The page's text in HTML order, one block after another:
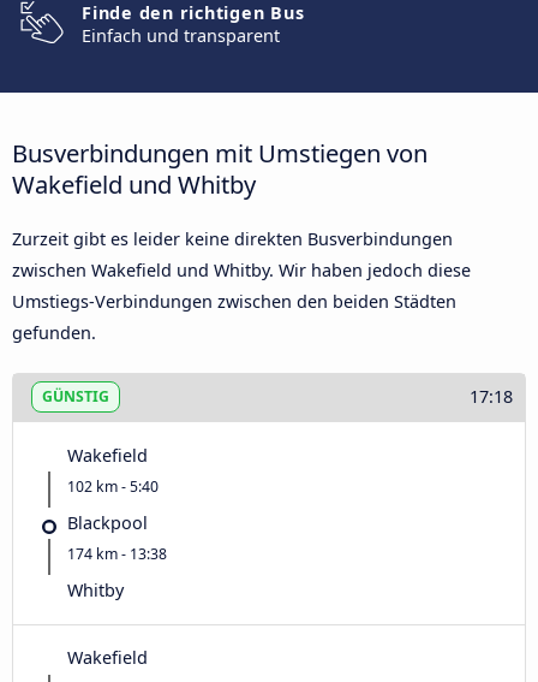
Finde den richtigen Bus
Einfach und transparent
Busverbindungen mit Umstiegen von
Wakefield und Whitby
Zurzeit gibt es leider keine direkten Busverbindungen
zwischen Wakefield und Whitby. Wir haben jedoch diese
Umstiegs-Verbindungen zwischen den beiden Städten
gefunden.
GÜNSTIG 17:18
Wakefield
102 km - 5:40
Blackpool
174 km - 13:38
Whitby
Wakefield